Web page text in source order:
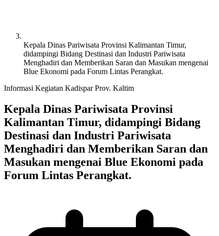
Kepala Dinas Pariwisata Provinsi Kalimantan Timur,
didampingi Bidang Destinasi dan Industri Pariwisata
Menghadiri dan Memberikan Saran dan Masukan mengenai
Blue Ekonomi pada Forum Lintas Perangkat.
Informasi Kegiatan Kadispar Prov. Kaltim
Kepala Dinas Pariwisata Provinsi
Kalimantan Timur, didampingi Bidang
Destinasi dan Industri Pariwisata
Menghadiri dan Memberikan Saran dan
Masukan mengenai Blue Ekonomi pada
Forum Lintas Perangkat.